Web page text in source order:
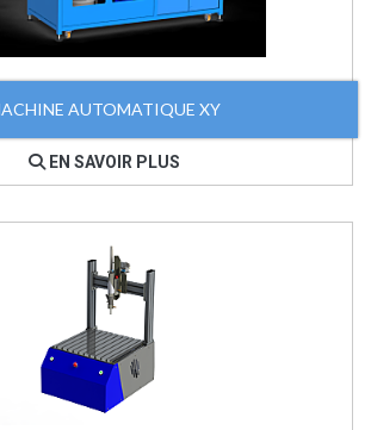
AUTOMATIQUE XY
EN SAVOIR PLUS